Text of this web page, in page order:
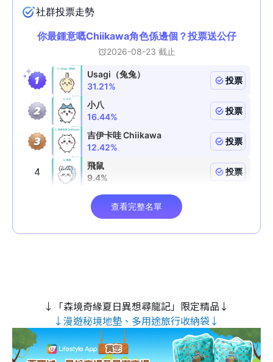
↓「森境奇緣夏日異想尋龍記」限定精品↓
↓漫遊秘境地墊、多用途旅行收納袋↓